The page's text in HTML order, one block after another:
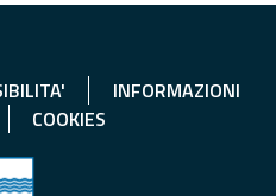
INFORMAZIONI
COOKIES